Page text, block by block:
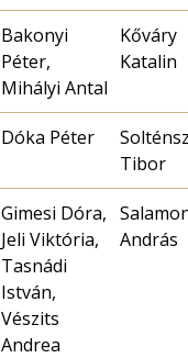
Bakonyi
Péter,
Mihályi Antal
Kőváry
Katalin
Dóka Péter
Tibor
Gimesi Dóra,
Jeli Viktória,
Tasnádi
István,
Vészits
Andrea
András